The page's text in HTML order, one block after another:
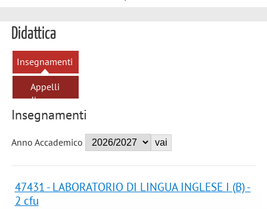
Didattica
Insegnamenti
Appelli
d'esame
Insegnamenti
Anno Accademico
47431 - LABORATORIO DI LINGUA INGLESE I (B) -
2 cfu